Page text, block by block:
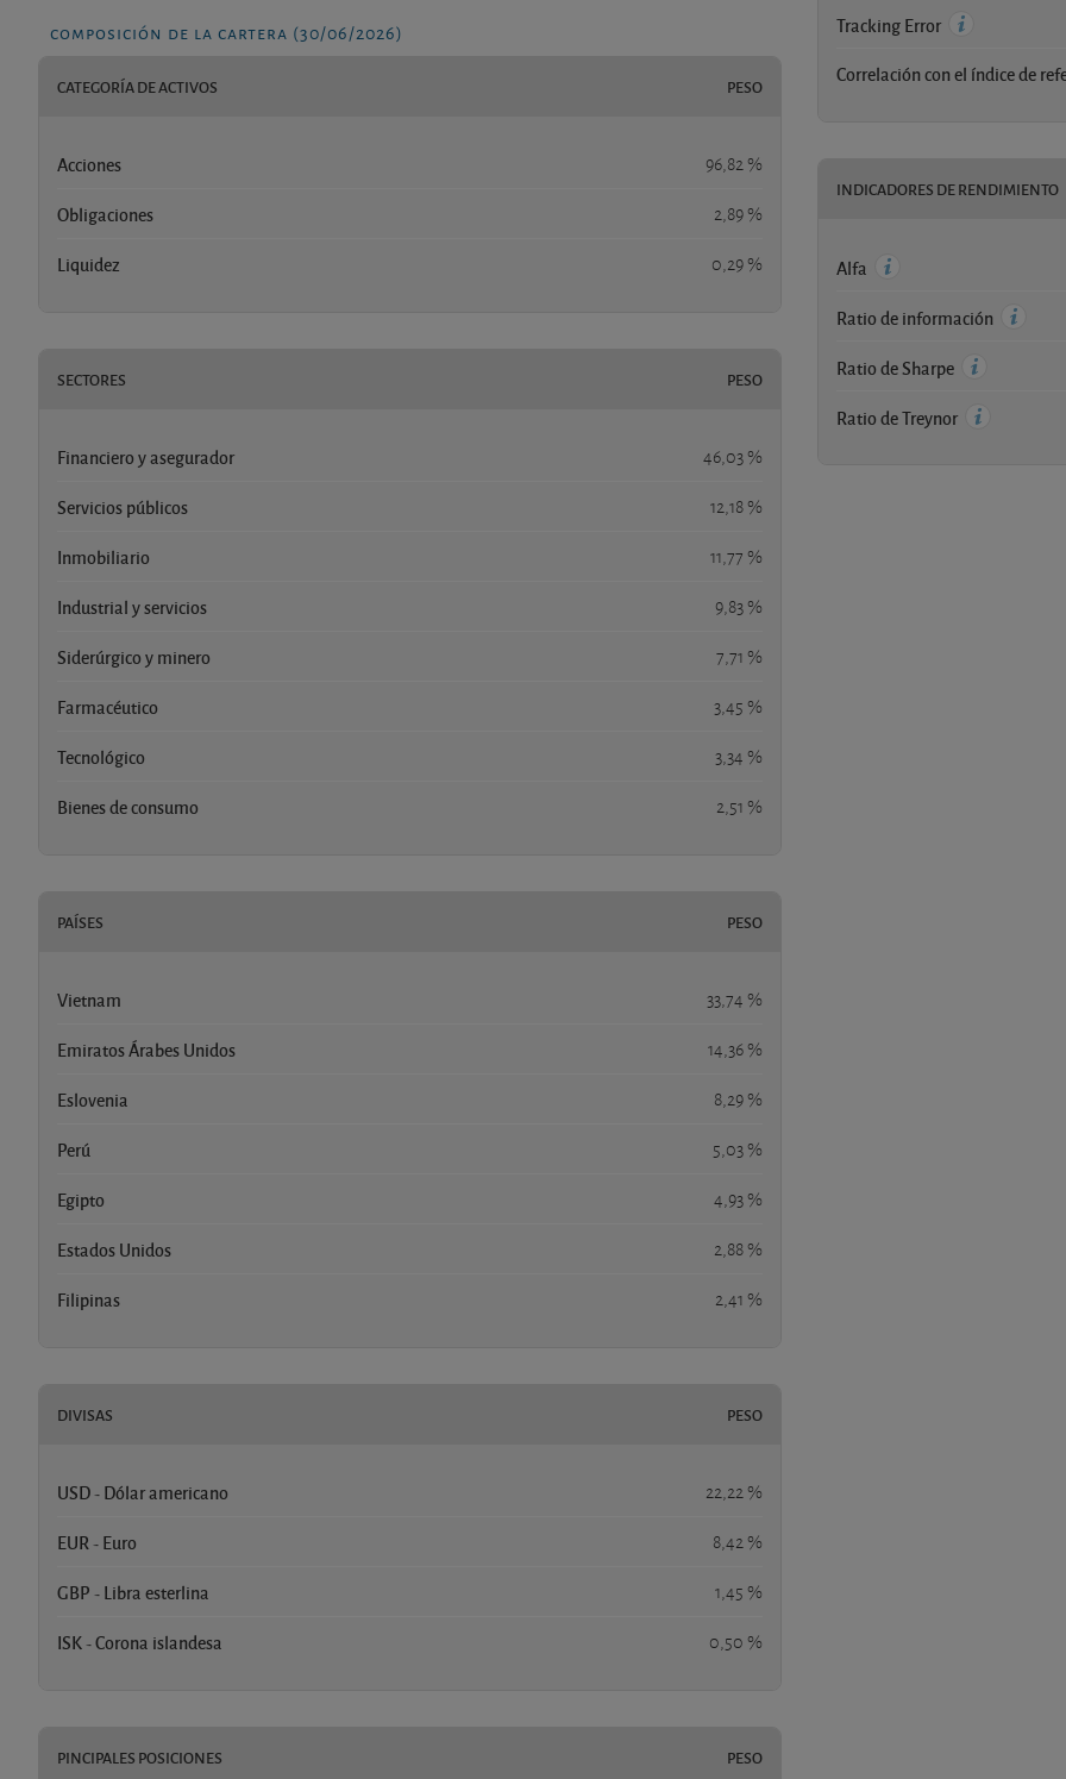
composición de la cartera (30/06/2026)
CATEGORÍA DE ACTIVOS PESO
Acciones 96,82 %
Obligaciones 2,89 %
Liquidez 0,29 %
SECTORES PESO
Financiero y asegurador 46,03 %
Servicios públicos 12,18 %
Inmobiliario 11,77 %
Industrial y servicios 9,83 %
Siderúrgico y minero 7,71 %
Farmacéutico 3,45 %
Tecnológico 3,34 %
Bienes de consumo 2,51 %
PAÍSES PESO
Vietnam 33,74 %
Emiratos Árabes Unidos 14,36 %
Eslovenia 8,29 %
Perú 5,03 %
Egipto 4,93 %
Estados Unidos 2,88 %
Filipinas 2,41 %
DIVISAS PESO
USD - Dólar americano 22,22 %
EUR - Euro 8,42 %
GBP - Libra esterlina 1,45 %
ISK - Corona islandesa 0,50 %
PINCIPALES POSICIONES PESO
Tracking Error
Correlación con el índice de
INDICADORES DE RENDIMIENTO
Alfa
Ratio de información
Ratio de Sharpe
Ratio de Treynor